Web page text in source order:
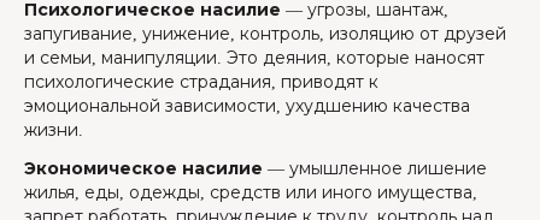
Психологическое насилие — угрозы, шантаж,
запугивание, унижение, контроль, изоляцию от друзей
и семьи, манипуляции. Это деяния, которые наносят
психологические страдания, приводят к
эмоциональной зависимости, ухудшению качества
жизни.
Экономическое насилие — умышленное лишение
жилья, еды, одежды, средств или иного имущества,